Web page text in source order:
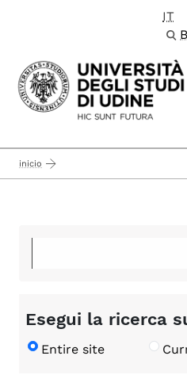
Passa al contenuto
IT
inicio
Esegui la ricerca
Entire site